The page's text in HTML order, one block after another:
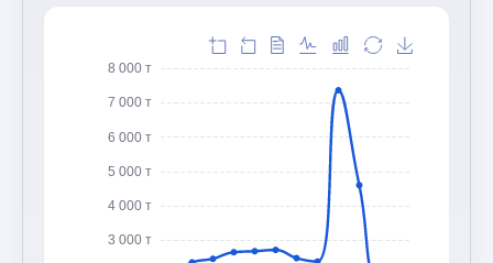
3 000 т
4 000 т
5 000 т
6 000 т
7 000 т
8 000 т